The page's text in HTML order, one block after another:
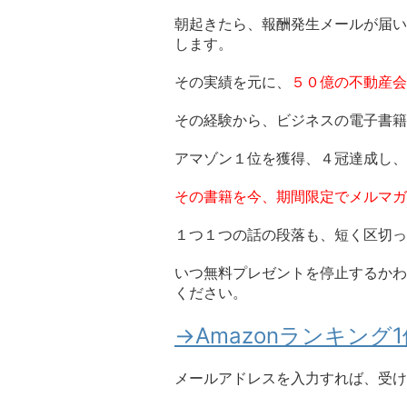
朝起きたら、報酬発生メールが届
します。
その実績を元に、 ５０億の不動産
その経験から、ビジネスの電子書
アマゾン１位を獲得、４冠達成し
その書籍を今、期間限定でメルマ
１つ１つの話の段落も、短く区切
いつ無料プレゼントを停止するか
ください。
→Amazonランキング
メールアドレスを入力すれば、受